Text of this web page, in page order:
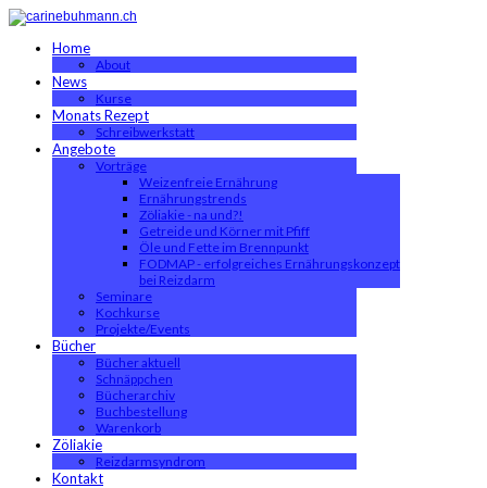
Home
About
News
Kurse
Monats Rezept
Schreibwerkstatt
Angebote
Vorträge
Weizenfreie Ernährung
Ernährungstrends
Zöliakie - na und?!
Getreide und Körner mit Pfiff
Öle und Fette im Brennpunkt
FODMAP - erfolgreiches Ernährungskonzept
bei Reizdarm
Seminare
Kochkurse
Projekte/Events
Bücher
Bücher aktuell
Schnäppchen
Bücherarchiv
Buchbestellung
Warenkorb
Zöliakie
Reizdarmsyndrom
Kontakt